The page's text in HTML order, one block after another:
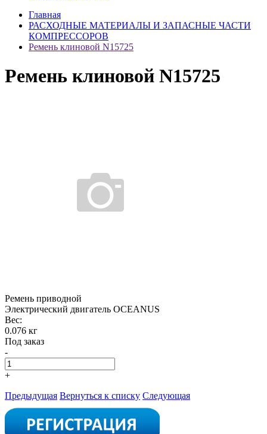
Главная
РАСХОДНЫЕ МАТЕРИАЛЫ И ЗАПАСНЫЕ ЧАСТИ
КОМПРЕССОРОВ
Ремень клиновой N15725
Ремень клиновой N15725
Ремень приводной
Электрический двигатель OCEANUS
Вес:
0.076 кг
Под заказ
-
+
Предыдущая Вернуться к списку Следующая